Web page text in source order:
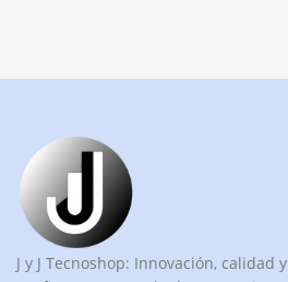
J y J Tecnoshop: Innovación, calidad y